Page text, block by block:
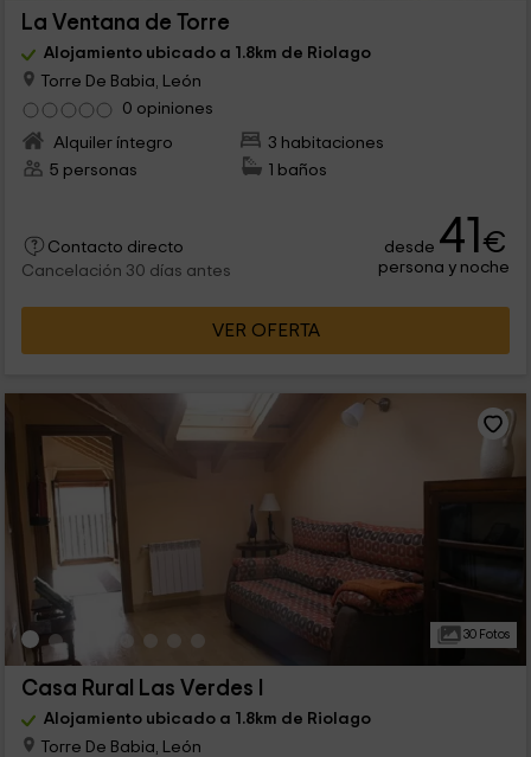
La Ventana de Torre
Alojamiento ubicado a 1.8km de Riolago
Torre De Babia, León
0 opiniones
Alquiler íntegro
3 habitaciones
5 personas
1 baños
Contacto directo
Cancelación 30 días antes
desde 41€
persona y noche
VER OFERTA
30 Fotos
Casa Rural Las Verdes I
Alojamiento ubicado a 1.8km de Riolago
Torre De Babia, León